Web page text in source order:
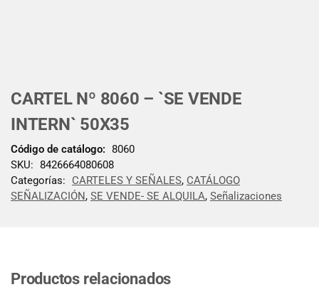
CARTEL Nº 8060 – `SE VENDE
INTERN` 50X35
Código de catálogo: 8060
SKU: 8426664080608
Categorías:
CARTELES Y SEÑALES, CATÁLOGO
SEÑALIZACIÓN, SE VENDE- SE ALQUILA, Señalizaciones
Productos relacionados